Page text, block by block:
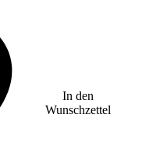
In den
Wunschzettel